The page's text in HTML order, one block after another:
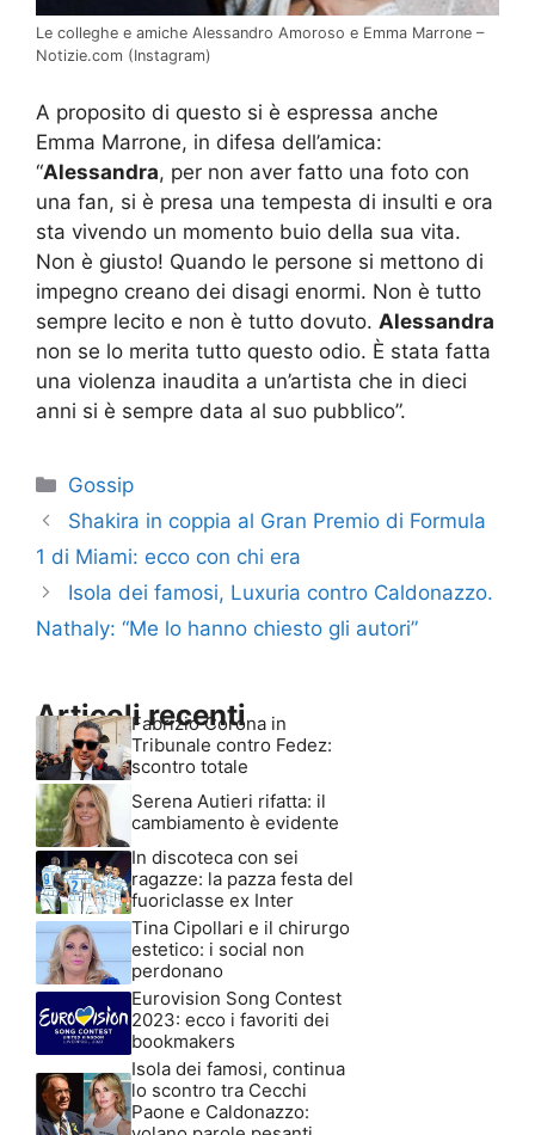
Le colleghe e amiche Alessandro Amoroso e Emma Marrone –
Notizie.com (Instagram)
A proposito di questo si è espressa anche
Emma Marrone, in difesa dell’amica:
“Alessandra, per non aver fatto una foto con
una fan, si è presa una tempesta di insulti e ora
sta vivendo un momento buio della sua vita.
Non è giusto! Quando le persone si mettono di
impegno creano dei disagi enormi. Non è tutto
sempre lecito e non è tutto dovuto. Alessandra
non se lo merita tutto questo odio. È stata fatta
una violenza inaudita a un’artista che in dieci
anni si è sempre data al suo pubblico”.
Categorie
Gossip
Shakira in coppia al Gran Premio di Formula
1 di Miami: ecco con chi era
Isola dei famosi, Luxuria contro Caldonazzo.
Nathaly: “Me lo hanno chiesto gli autori”
Articoli recenti
Fabrizio Corona in
Tribunale contro Fedez:
scontro totale
Serena Autieri rifatta: il
cambiamento è evidente
In discoteca con sei
ragazze: la pazza festa del
fuoriclasse ex Inter
Tina Cipollari e il chirurgo
estetico: i social non
perdonano
Eurovision Song Contest
2023: ecco i favoriti dei
bookmakers
Isola dei famosi, continua
lo scontro tra Cecchi
Paone e Caldonazzo: